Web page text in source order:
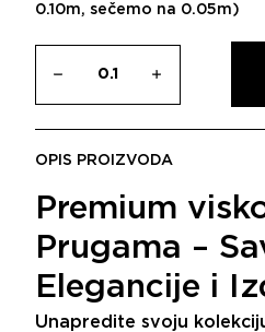
0.10m, sečemo na 0.05m)
OPIS PROIZVODA
Premium
Prugama –
Elegancije i
Unapredite svoju